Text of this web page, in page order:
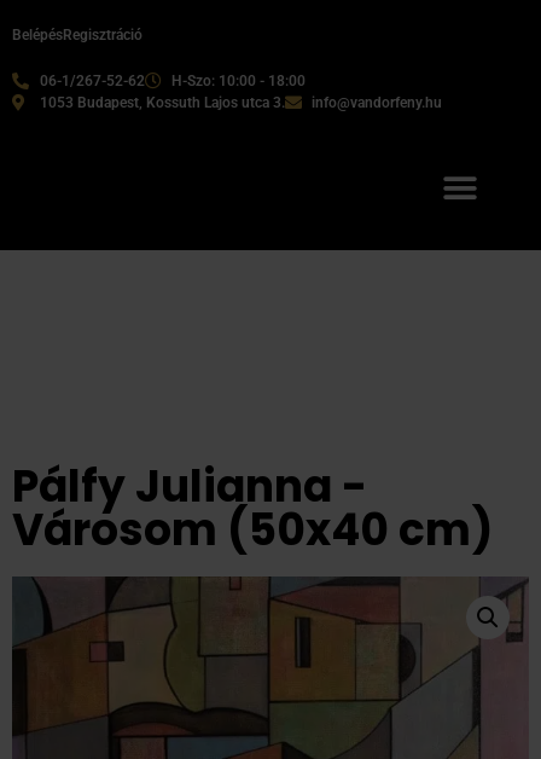
06-1/267-52-62
H-Szo: 10:00 - 18:00
1053 Budapest, Kossuth Lajos utca 3.
info@vandorfeny.hu
BelépésRegisztráció
Pálfy Julianna -
Városom (50x40 cm)